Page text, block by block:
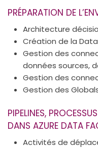
PRÉPARATION DE
Architecture
Création de la
Gestion des
données sources,
Gestion des
Gestion des
PIPELINES,
DANS AZURE DATA
Activités de